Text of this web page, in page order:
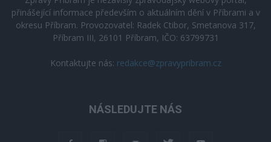
přinášející informace především o aktuálním dění v Příbrami a v
okresu Příbram. Provozovatel: Radek Ctibor, Smetanova 317,
Příbram III, 26101 Příbram, IČO: 63799731
Kontaktujte nás: redakce@zpravypribram.cz
NÁSLEDUJTE NÁS